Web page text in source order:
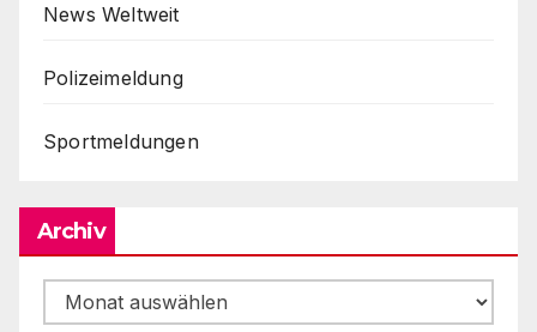
News Weltweit
Polizeimeldung
Sportmeldungen
Archiv
Archiv